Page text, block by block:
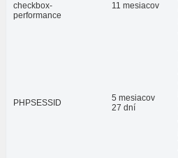
checkbox-
performance
11 mesiacov
PHPSESSID
5 mesiacov
27 dní